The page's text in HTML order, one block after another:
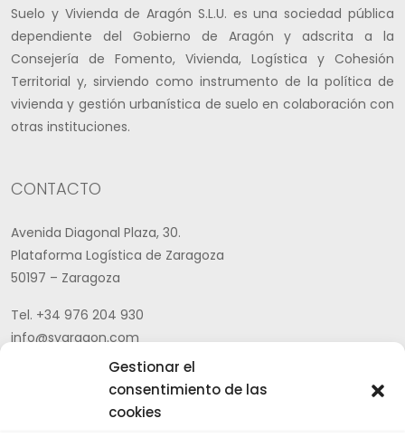
Gestionar el
consentimiento de las
cookies
Suelo y Vivienda de Aragón S.L.U. es una sociedad pública
dependiente del Gobierno de Aragón y adscrita a la
Consejería de Fomento, Vivienda, Logística y Cohesión
Territorial y, sirviendo como instrumento de la política de
vivienda y gestión urbanística de suelo en colaboración con
otras instituciones.
CONTACTO
Avenida Diagonal Plaza, 30.
Plataforma Logística de Zaragoza
50197 – Zaragoza
Tel. +34 976 204 930
info@svaragon.com
Política de privacidad |
general de cumplimiento CEPA